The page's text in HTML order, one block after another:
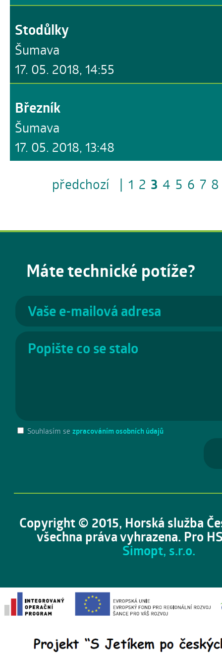
17. 05. 2018, 14:55
Stodůlky
Šumava
17. 05. 2018, 13:48
Březník
Šumava
předchozí | 1 2 3 4 5 6 7 8
Máte technické potíže?
Souhlasím se zpracováním osobních údajů
Copyright © 2015, Horská služba
všechna práva vyhrazena. Pro
Simopt, s.r.o.